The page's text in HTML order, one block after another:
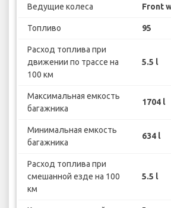
Ведущие колеса Front
Топливо 95
Расход топлива при
движении по трассе на
100 км
5.5 l
Максимальная емкость
багажника
1704 l
Минимальная емкость
багажника
634 l
Расход топлива при
смешанной езде на 100
км
5.5 l